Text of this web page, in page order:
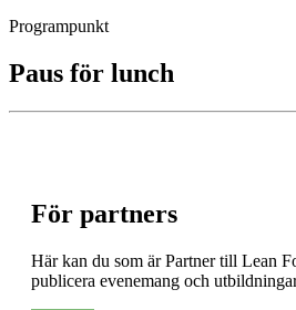
Programpunkt
Paus för lunch
För partners
Här kan du som är Partner till Lean
publicera evenemang och